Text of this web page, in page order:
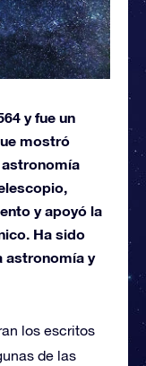
y fue un
mostró
astronomía
y apoyó la
Ha sido
astronomía y
los escritos
de las